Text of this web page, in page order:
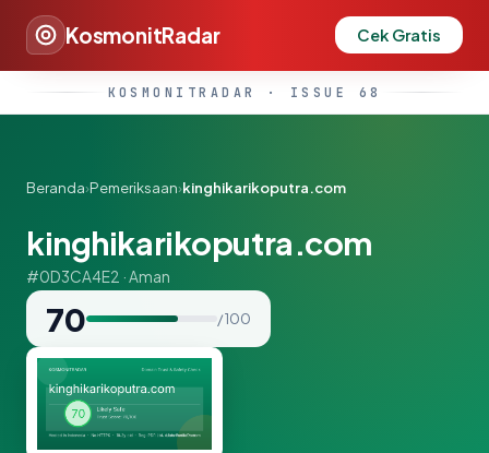
KosmonitRadar Cek Gratis
KOSMONITRADAR · ISSUE 68
Beranda›Pemeriksaan›kinghikarikoputra.com
kinghikarikoputra.com
#0D3CA4E2 · Aman
70 / 100